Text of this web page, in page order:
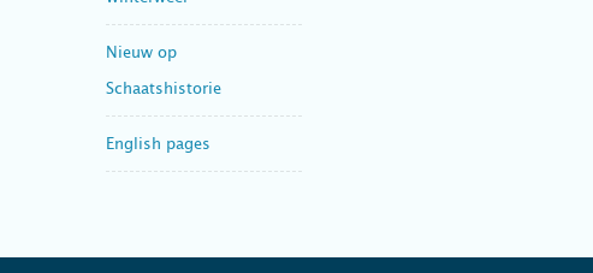
Nieuw op
Schaatshistorie
English pages